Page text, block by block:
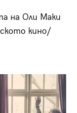
на Оли Маки
кино/